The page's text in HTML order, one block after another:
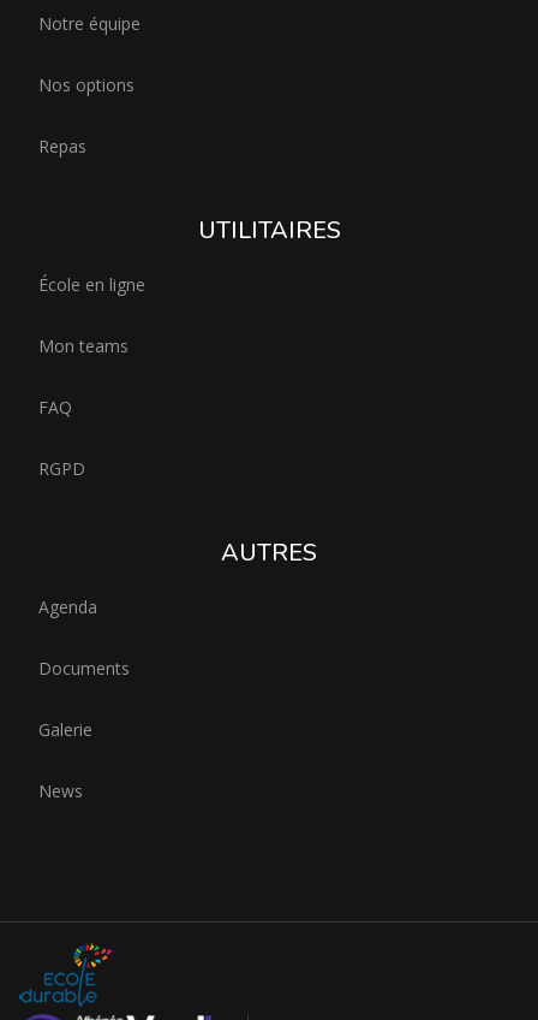
Notre équipe
Nos options
Repas
UTILITAIRES
École en ligne
Mon teams
FAQ
RGPD
AUTRES
Agenda
Documents
Galerie
News